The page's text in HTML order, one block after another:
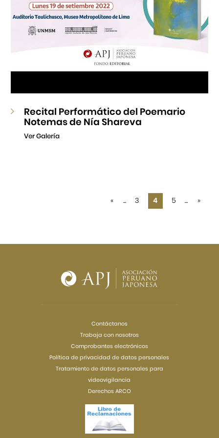
Recital Performático del Poemario
Notemas de Nía Shareva
Ver Galería
« ... 3 4 5 ... »
Contáctanos
Trabaja con nosotros
Comprobantes electrónicos
Política de privacidad de datos personales
Tratamiento de datos personales para
videovigilancia
Derechos ARCO